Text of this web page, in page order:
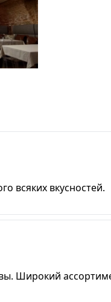
всяких вкусностей.
Широкий